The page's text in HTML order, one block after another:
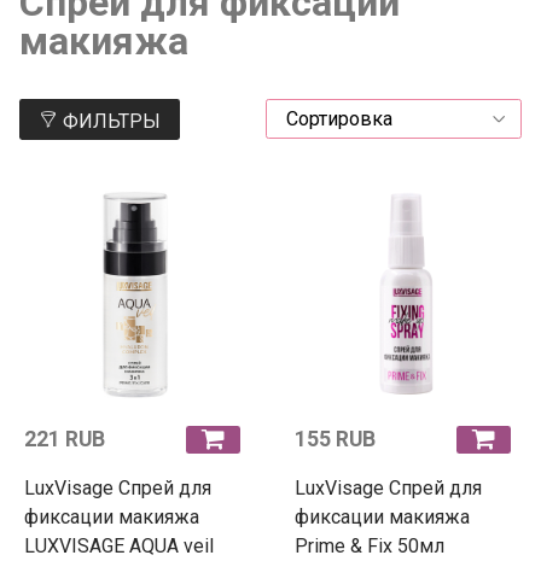
макияжа
ФИЛЬТРЫ
221 RUB
LuxVisage Спрей для
фиксации макияжа
LUXVISAGE AQUA veil
155 RUB
LuxVisage Спрей для
фиксации макияжа
Prime & Fix 50мл